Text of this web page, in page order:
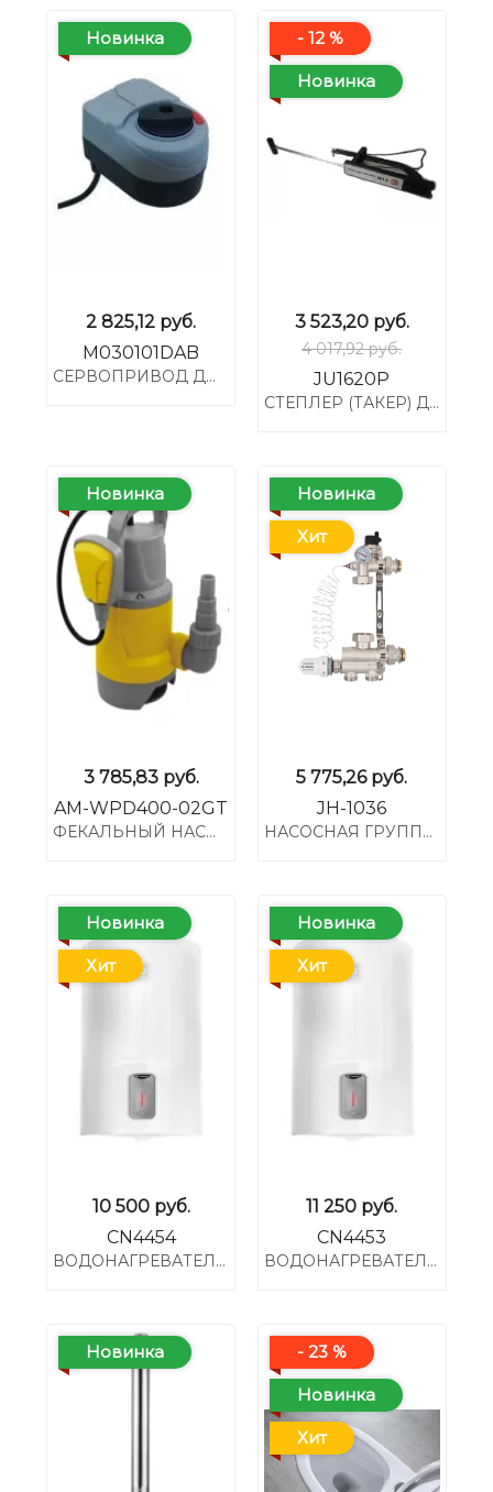
Новинка
2 825,12 руб.
M030101DAB
СЕРВОПРИВОД ДЛЯ КРАНА РАСПРЕДЕЛИТЕЛЬНОГО С АДАПТЕРОМ ДЛЯ КРАНОВ TIM, STOUT, MEIBES, ESBE
- 12 %
Новинка
3 523,20 руб.
4 017,92 руб.
JU1620P
СТЕПЛЕР (ТАКЕР) ДЛЯ УКЛАДКИ ТРУБ ТЕПЛОГО ПОЛА (НОВАЯ ВЕРСИЯ)
Новинка
3 785,83 руб.
AM-WPD400-02GT
ФЕКАЛЬНЫЙ НАСОС 400ВТ AM-WPD400-02GT
Новинка
Хит
5 775,26 руб.
JH-1036
НАСОСНАЯ ГРУППА TIM JH-1036
Новинка
Хит
10 500 руб.
CN4454
ВОДОНАГРЕВАТЕЛЬ LYDOS R ABS 80 V
Новинка
Хит
11 250 руб.
CN4453
ВОДОНАГРЕВАТЕЛЬ LYDOS R ABS 100 V
Новинка - 23 %
Новинка
Хит